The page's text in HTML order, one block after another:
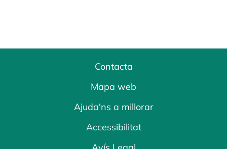
Contacta
Mapa web
Ajuda'ns a millorar
Accessibilitat